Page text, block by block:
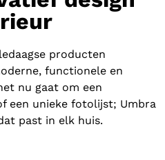
producten
functionele en
nu gaat om een
een unieke fotolijst; Umbra
past in elk huis.